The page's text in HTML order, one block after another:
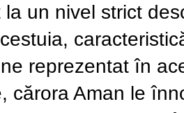
la un nivel strict
reprezentat în
căroraAman le